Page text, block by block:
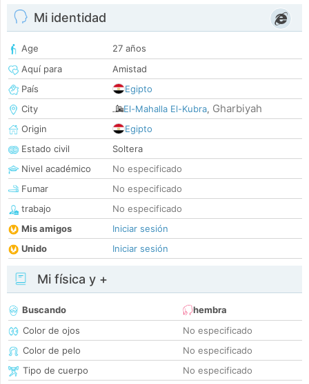
Mi identidad
Age
27 años
Aquí para
Amistad
País
Egipto
City
El-Mahalla El-Kubra, Gharbiyah
Origin
Egipto
Estado civil
Soltera
Nivel académico
No especificado
Fumar
No especificado
trabajo
No especificado
Mis amigos
Iniciar sesión
Unido
Iniciar sesión
Mi física y +
Buscando
hembra
Color de ojos
No especificado
Color de pelo
No especificado
Tipo de cuerpo
No especificado